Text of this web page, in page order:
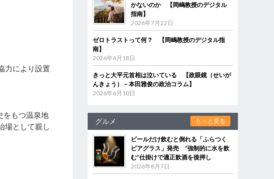
力により設置
をもつ温泉地
場として親し
かないのか 【岡嶋教授のデジタル
指南】
2026年7月22日
ゼロトラストって何？ 【岡嶋教授のデジタル指
南】
2026年6月18日
きっと大平元首相は泣いている 【政眼鏡（せいが
んきょう）－本田雅俊の政治コラム】
2026年6月10日
グルメ もっと見る
ビールだけ飲むと倒れる「ふらつく
ビアグラス」発売 “強制的に水を飲
む”仕掛けで適正飲酒を後押し
2026年8月7日